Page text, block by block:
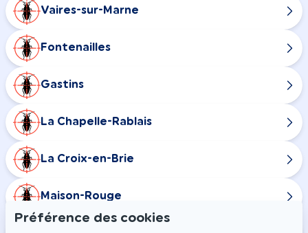
Vaires-sur-Marne
Fontenailles
Gastins
La Chapelle-Rablais
La Croix-en-Brie
Maison-Rouge
Préférence des cookies